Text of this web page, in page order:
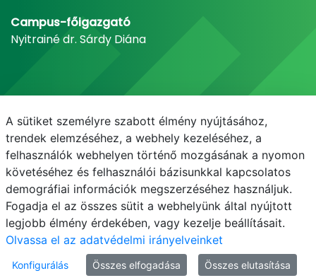
Campus-főigazgató
Nyitrainé dr. Sárdy Diána
E-mail Telefonkönyv NEPTUN E-learning
A sütiket személyre szabott élmény nyújtásához,
trendek elemzéséhez, a webhely kezeléséhez, a
felhasználók webhelyen történő mozgásának a nyomon
követéséhez és felhasználói bázisunkkal kapcsolatos
demográfiai információk megszerzéséhez használjuk.
Fogadja el az összes sütit a webhelyünk által nyújtott
legjobb élmény érdekében, vagy kezelje beállításait.
Olvassa el az adatvédelmi irányelveinket
Konfigurálás Összes elfogadása Összes elutasítása